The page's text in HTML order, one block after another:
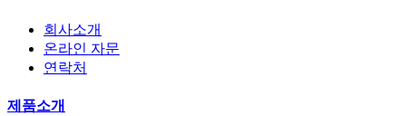
회사소개
온라인 자문
연락처
제품소개